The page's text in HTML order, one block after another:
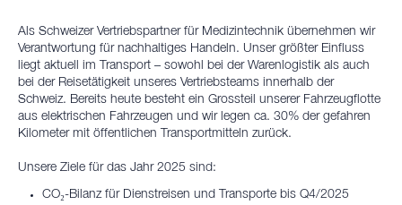
Als Schweizer Vertriebspartner für Medizintechnik übernehmen wir
Verantwortung für nachhaltiges Handeln. Unser größter Einfluss
liegt aktuell im Transport – sowohl bei der Warenlogistik als auch
bei der Reisetätigkeit unseres Vertriebsteams innerhalb der
Schweiz. Bereits heute besteht ein Grossteil unserer Fahrzeugflotte
aus elektrischen Fahrzeugen und wir legen ca. 30% der gefahren
Kilometer mit öffentlichen Transportmitteln zurück.
Unsere Ziele für das Jahr 2025 sind:
CO₂-Bilanz für Dienstreisen und Transporte bis Q4/2025